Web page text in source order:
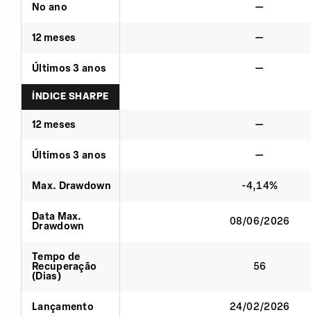
No ano —
12 meses —
Últimos 3 anos —
ÍNDICE SHARPE
12 meses —
Últimos 3 anos —
Max. Drawdown -4,14%
Data Max.
Drawdown
08/06/2026
Tempo de
Recuperação
(Dias)
56
Lançamento 24/02/2026